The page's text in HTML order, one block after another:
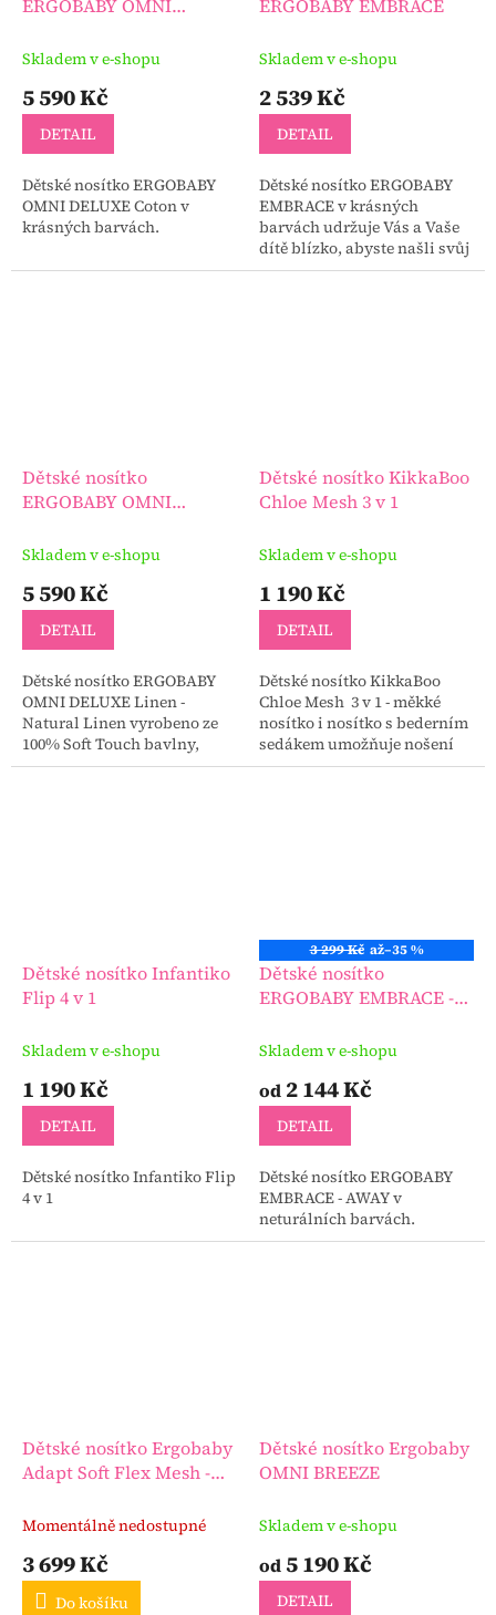
ERGOBABY OMNI
Skladem v e-shopu
5 590 Kč
DETAIL
Dětské nosítko ERGOBABY
OMNI DELUXE Coton v
krásných barvách.
ERGOBABY EMBRACE
Skladem v e-shopu
2 539 Kč
DETAIL
Dětské nosítko ERGOBABY
EMBRACE v krásných
barvách udržuje Vás a Vaše
dítě blízko, abyste našli svůj
nový společný rytmus.
Dětské nosítko
ERGOBABY OMNI
Linen
Skladem v e-shopu
5 590 Kč
DETAIL
Dětské nosítko ERGOBABY
OMNI DELUXE Linen -
Natural Linen vyrobeno ze
100% Soft Touch bavlny,
která Vás překvapí svojí
Dětské nosítko KikkaBoo
Chloe Mesh 3 v 1
Skladem v e-shopu
1 190 Kč
DETAIL
Dětské nosítko KikkaBoo
Chloe Mesh 3 v 1 - měkké
nosítko i nosítko s bederním
sedákem umožňuje nošení
dítěte směrem k rodiči,
Dětské nosítko Infantiko
Flip 4 v 1
Skladem v e-shopu
1 190 Kč
DETAIL
Dětské nosítko Infantiko Flip
4 v 1
3 299 Kč až–35 %
Dětské nosítko
ERGOBABY EMBRACE -
Skladem v e-shopu
od 2 144 Kč
DETAIL
Dětské nosítko ERGOBABY
EMBRACE - AWAY v
neturálních barvách.
Dětské nosítko Ergobaby
Adapt Soft Flex Mesh -
Momentálně nedostupné
3 699 Kč
Do košíku
Dětské nosítko Ergobaby
OMNI BREEZE
Skladem v e-shopu
od 5 190 Kč
DETAIL